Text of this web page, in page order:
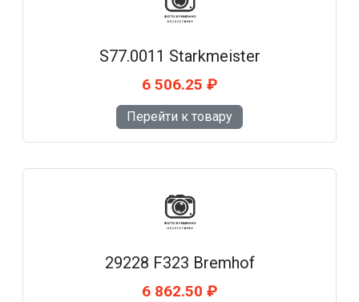
S77.0011 Starkmeister
6 506.25 ₽
Перейти к товару
29228 F323 Bremhof
6 862.50 ₽